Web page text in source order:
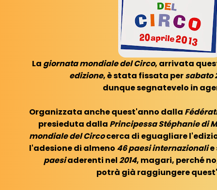
La giornata mondiale del Circo, arrivata
edizione, è stata fissata persabato
dunque segnatevelo in
Organizzata anche quest'anno dalla
presieduta dalla Principessa Stéphanie di
mondiale del Circocerca di eguagliare
l'adesione di almeno 46 paesi internazionali
paesiaderenti nel2014, magari, perché
potrà già raggiungere